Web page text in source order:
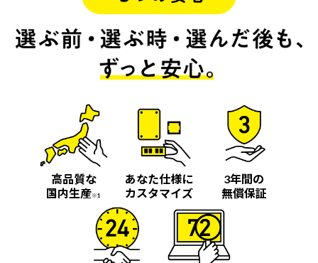
高品質な
国内生産※1
あなた仕様に
カスタマイズ
3年間の
無償保証